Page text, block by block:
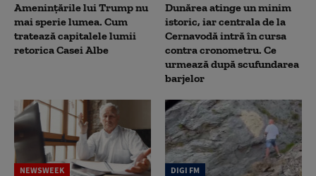
Amenințările lui Trump nu
mai sperie lumea. Cum
tratează capitalele lumii
retorica Casei Albe
Dunărea atinge un minim
istoric, iar centrala de la
Cernavodă intră în cursa
contra cronometru. Ce
urmează după scufundarea
barjelor
NEWSWEEK DIGI FM